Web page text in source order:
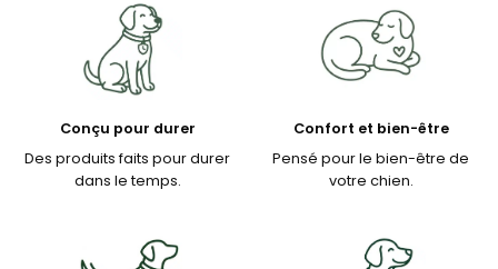
Conçu pour durer
Des produits faits pour durer
dans le temps.
Confort et bien-être
Pensé pour le bien-être de
votre chien.